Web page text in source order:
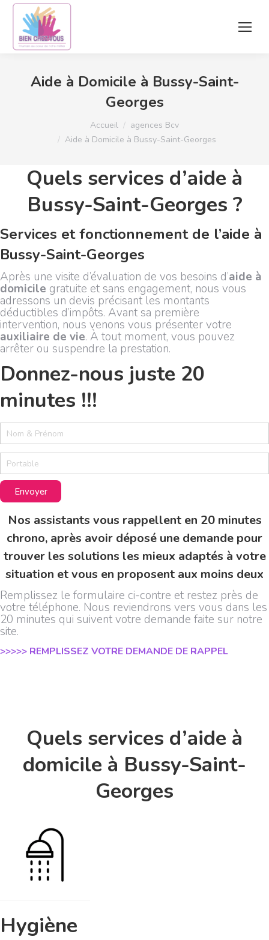
Aide à Domicile à Bussy-Saint-
Georges
Accueil
agences Bcv
Aide à Domicile à Bussy-Saint-Georges
Quels services d’aide à
Bussy-Saint-Georges ?
Services et fonctionnement de l’aide à
Bussy-Saint-Georges
Après une visite d’évaluation de vos besoins d’aide à
domicile gratuite et sans engagement, nous vous
adressons un devis précisant les montants
déductibles d’impôts. Avant sa première
intervention, nous venons vous présenter votre
auxiliaire de vie. À tout moment, vous pouvez
arrêter ou suspendre la prestation.
Donnez-nous juste 20
minutes !!!
2
m
n
u
t Envoyer
Nos assistants vous rappellent en 20 minutes
chrono, après avoir déposé une demande pour
trouver les solutions les mieux adaptés à votre
situation et vous en proposent aux moins deux
Remplissez le formulaire ci-contre et restez près de
votre téléphone. Nous reviendrons vers vous dans les
20 minutes qui suivent votre demande faite sur notre
site.
>>>>> REMPLISSEZ VOTRE DEMANDE DE RAPPEL
Quels services d’aide à
domicile à Bussy-Saint-
Georges
Hygiène